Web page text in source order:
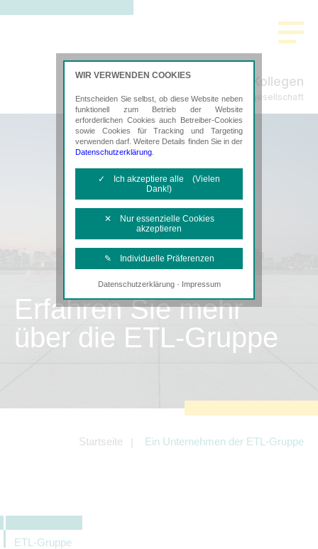
Weippert & Kollegen
Steuerberatungsgesellschaft
Erfahren Sie mehr
über die ETL-Gruppe
Startseite Ein Unternehmen der ETL-Gruppe
ETL-Gruppe
WIR VERWENDEN COOKIES
Entscheiden Sie selbst, ob diese Website neben
funktionell zum Betrieb der Website
erforderlichen Cookies auch Betreiber-Cookies
sowie Cookies für Tracking und Targeting
verwenden darf. Weitere Details finden Sie in der
Datenschutzerklärung
✓ Ich akzeptiere alle (Vielen
Dank!)
✕ Nur essenzielle Cookies
akzeptieren
✎ Individuelle Präferenzen
Notwendige Cookies
Diese Cookies sind erforderlich, um die
grundlegende Funktionalität der Website
Tracking- und Targeting-Cookies
Angebotes einschließlich der
Angeboten von z.B. Facebook und
LinkedIn.
Datenschutzerklärung· Impressum